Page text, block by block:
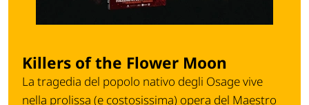
Killers of the Flower Moon
La tragedia del popolo nativo degli Osage vive
nella prolissa (e costosissima) opera del Maestro